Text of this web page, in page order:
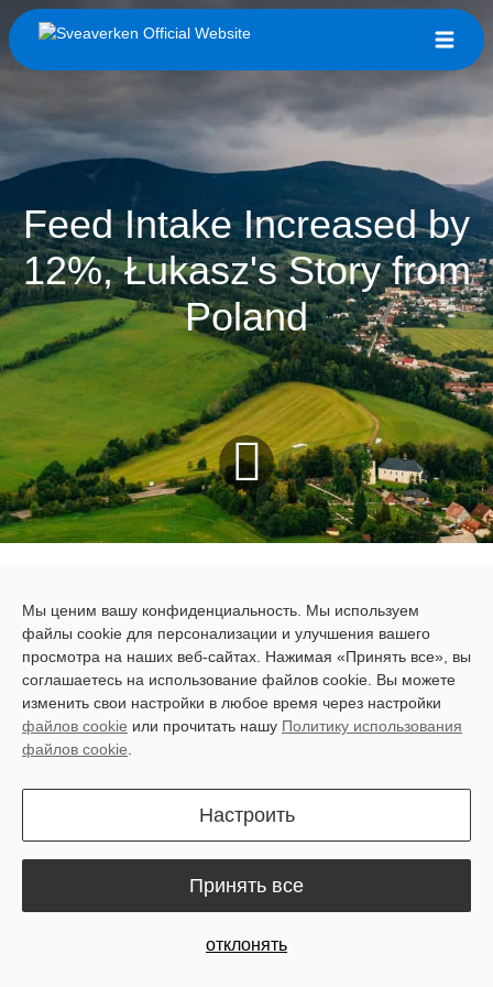
Feed Intake Increased by
12%, Łukasz's Story from
Poland
Łukasz is a successful farmer and entrepreneur in Poland. He
runs an agricultural farm with300cattle and provides herd
management solutions for other farmers in his area. He has
recently adopted a new technology that has transformed his dairy
farming,RoboPusher Nimbo
"The robot works great, feed intake has increased by
gains will also go up", commented Łukasz. He also noted that with
Sveaverken’s timely online support, there’s no need to hire
Мы ценим вашу конфиденциальность. Мы используем
файлы cookie для персонализации и улучшения вашего
просмотра на наших веб-сайтах. Нажимая «Принять все», вы
соглашаетесь на использование файлов cookie. Вы можете
изменить свои настройки в любое время через настройки
файлов cookie или прочитать нашу Политику использования
файлов cookie
Настроить
отклонять
Принять все